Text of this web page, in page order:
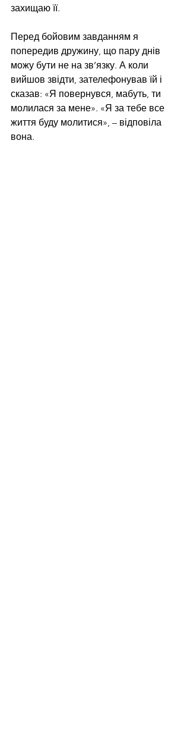
захищаю її.
Перед бойовим завданням я
попередив дружину, що пару днів
можу бути не на зв’язку. А коли
вийшов звідти, зателефонував їй і
сказав: «Я повернувся, мабуть, ти
молилася за мене». «Я за тебе все
життя буду молитися», – відповіла
вона.